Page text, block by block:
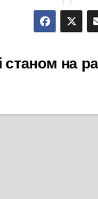
станом на